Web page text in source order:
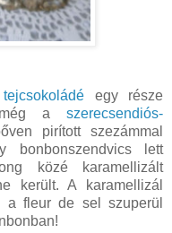
egy része
még a szerecsendiós-
pirított szezámmal
bonbonszendvics lett
közé karamellizált
került. A karamellizál
a fleur de sel szuperül